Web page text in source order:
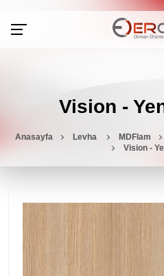
Vision -
Anasayfa Levha MDFlam
Vision -